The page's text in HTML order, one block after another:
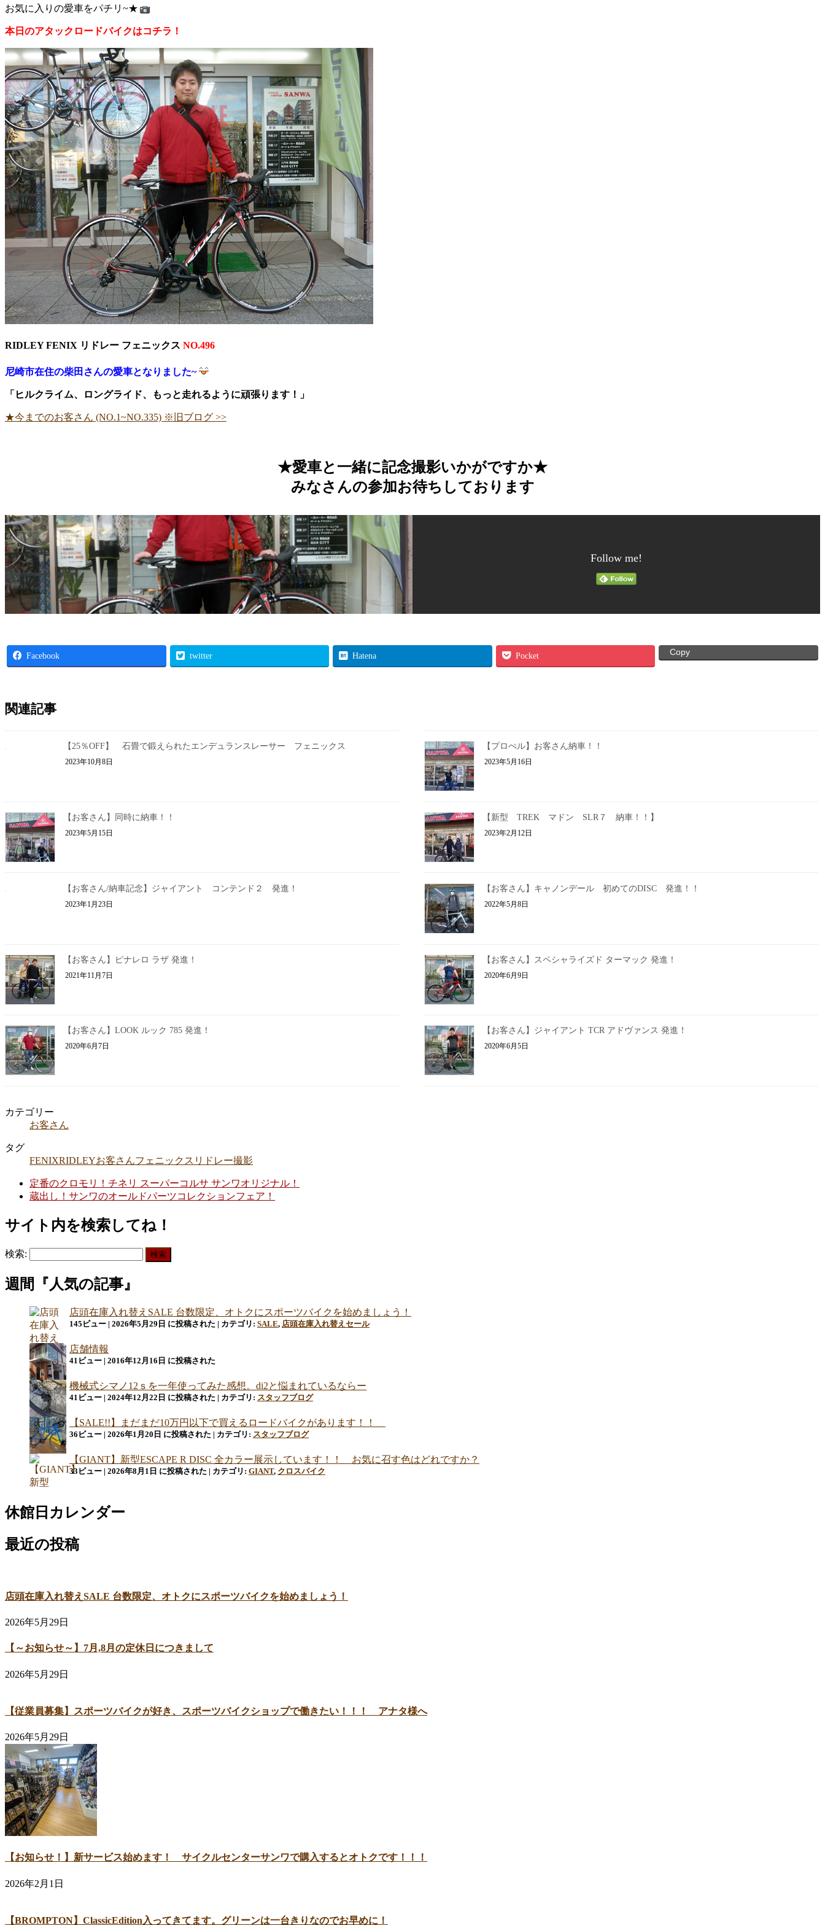
お気に入りの愛車をパチリ~★
本日のアタックロードバイクはコチラ！
RIDLEY FENIX リドレー フェニックス NO.496
尼崎市在住の柴田さんの愛車となりました~
「ヒルクライム、ロングライド、もっと走れるように頑張ります！」
★今までのお客さん (NO.1~NO.335) ※旧ブログ >>
★愛車と一緒に記念撮影いかがですか★
みなさんの参加お待ちしております
Follow me!
Facebook twitter Hatena Pocket Copy
関連記事
【25％OFF】 石畳で鍛えられたエンデュランスレーサー フェニックス
2023年10月8日
【プロぺル】お客さん納車！！
2023年5月16日
【お客さん】同時に納車！！
2023年5月15日
【新型 TREK マドン SLR７ 納車！！】
2023年2月12日
【お客さん/納車記念】ジャイアント コンテンド２ 発進！
2023年1月23日
【お客さん】キャノンデール 初めてのDISC 発進！！
2022年5月8日
【お客さん】ピナレロ ラザ 発進！
2021年11月7日
【お客さん】スペシャライズド ターマック 発進！
2020年6月9日
【お客さん】LOOK ルック 785 発進！
2020年6月7日
【お客さん】ジャイアント TCR アドヴァンス 発進！
2020年6月5日
カテゴリー
お客さん
タグ
FENIXRIDLEYお客さんフェニックス リドレー撮影
定番のクロモリ！チネリ スーパーコルサ サンワオリジナル！
蔵出し！サンワのオールドパーツコレクションフェア！
サイト内を検索してね！
検索:
週間『人気の記事』
店頭在庫入れ替えSALE 台数限定、オトクにスポーツバイクを始めましょう！
145ビュー | 2026年5月29日 に投稿された | カテゴリ: SALE, 店頭在庫入れ替えセール
店舗情報
41ビュー | 2016年12月16日 に投稿された
機械式シマノ12ｓを一年使ってみた感想。di2と悩まれているならー
41ビュー | 2024年12月22日 に投稿された | カテゴリ: スタッフブログ
【SALE!!】まだまだ10万円以下で買えるロードバイクがあります！！
36ビュー | 2026年1月20日 に投稿された | カテゴリ: スタッフブログ
【GIANT】新型ESCAPE R DISC 全カラー展示しています！！ お気に召す色はどれですか？
33ビュー | 2026年8月1日 に投稿された | カテゴリ: GIANT, クロスバイク
休館日カレンダー
最近の投稿
店頭在庫入れ替えSALE 台数限定、オトクにスポーツバイクを始めましょう！
2026年5月29日
【～お知らせ～】7月,8月の定休日につきまして
2026年5月29日
【従業員募集】スポーツバイクが好き、スポーツバイクショップで働きたい！！！ アナタ様へ
2026年5月29日
【お知らせ！】新サービス始めます！ サイクルセンターサンワで購入するとオトクです！！！
2026年2月1日
【BROMPTON】ClassicEdition入ってきてます。グリーンは一台きりなのでお早めに！